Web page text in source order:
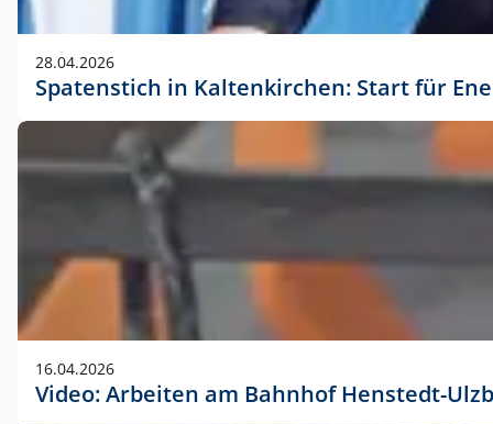
28.04.2026
Spatenstich in Kaltenkirchen: Start für
16.04.2026
Video: Arbeiten am Bahnhof Henstedt-